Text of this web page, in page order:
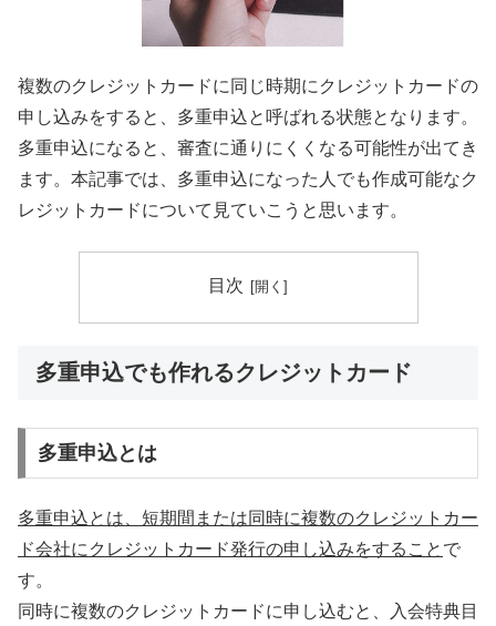
複数のクレジットカードに同じ時期にクレジットカードの
申し込みをすると、多重申込と呼ばれる状態となります。
多重申込になると、審査に通りにくくなる可能性が出てき
ます。本記事では、多重申込になった人でも作成可能なク
レジットカードについて見ていこうと思います。
目次
多重申込でも作れるクレジットカード
多重申込とは
多重申込とは、短期間または同時に複数のクレジットカー
ド会社にクレジットカード発行の申し込みをすること で
す。
同時に複数のクレジットカードに申し込むと、入会特典目